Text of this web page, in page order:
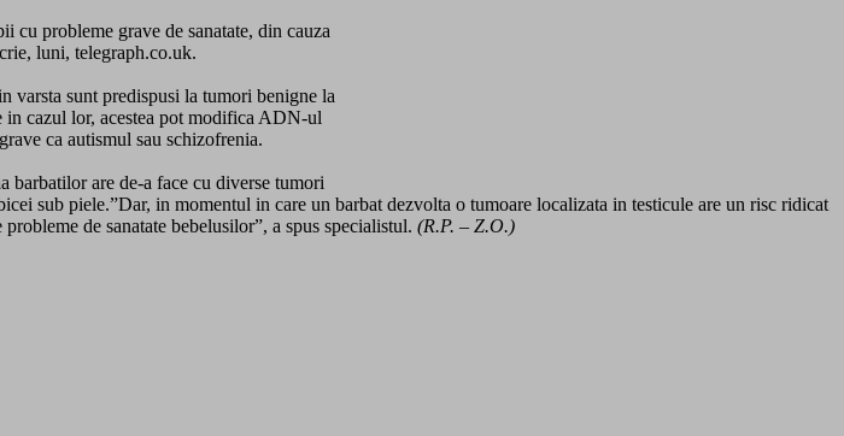
cu probleme grave de sanatate, din cauza
luni, telegraph.co.uk.
varsta sunt predispusi la tumori benigne la
cazul lor, acestea pot modifica ADN-ul
ca autismul sau schizofrenia.
are de-a face cu diverse tumori
sub piele.”Dar, in momentul in care un barbat dezvolta o tumoare localizata in testicule are un risc ridicat
de sanatate bebelusilor”, a spus specialistul. (R.P. – Z.O.)